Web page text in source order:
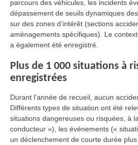
parcours des véhicules, les incidents
dépassement de seuils dynamiques
sur des zones d’intérêt (sections
aménagements spécifiques). Le
a également été enregistré.
Plus de 1 000 situations à
enregistrées
Durant l’année de recueil, aucun
Différents types de situation ont été
situations dangereuses ou risquées, à
conducteur »), les événements («
un déclenchement de courte durée